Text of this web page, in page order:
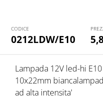
0212LDW/E10
Lampada 12V led-hi E10
10x22mm
ad alta intensita'